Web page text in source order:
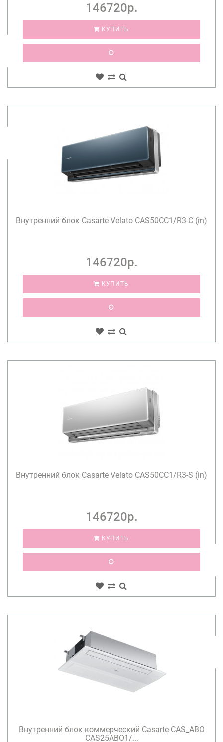
146720р.
КУПИТЬ
Внутренний блок Casarte Velato CAS50CC1/R3-C (in)
146720р.
КУПИТЬ
Внутренний блок Casarte Velato CAS50CC1/R3-S (in)
146720р.
КУПИТЬ
Внутренний блок коммерческий Casarte CAS_ABO
CAS25ABO1/...